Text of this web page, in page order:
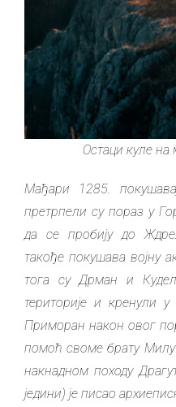
Остаци куле на
Мађари 1285.
претрпели су пораз у
да се пробију до
такође покушава војну
тога су Дрман и
територије и кренули у
Приморан након овог
помоћ своме брату
накнадном походу
једини) је писао